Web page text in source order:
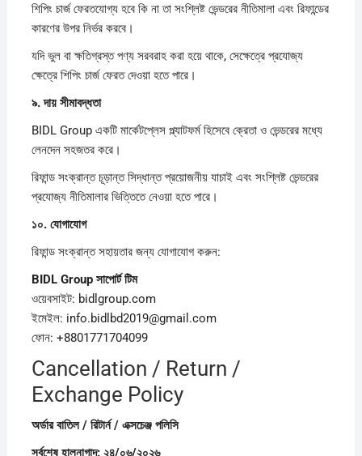
শিপিং চার্জ ফেরতযোগ্য হবে কি না তা সংশ্লিষ্ট ভেন্ডরের নীতিমালা এবং রিফান্ডের
কারণের উপর নির্ভর করবে।
যদি ভুল বা ক্ষতিগ্রস্ত পণ্য সরবরাহ করা হয়ে থাকে, সেক্ষেত্রে প্রযোজ্য
ক্ষেত্রে শিপিং চার্জ ফেরত দেওয়া হতে পারে।
৯.দায়সীমাবদ্ধতা
BIDL Group একটি মার্কেটপ্লেস প্ল্যাটফর্ম হিসেবে ক্রেতা ও ভেন্ডরের মধ্যে
লেনদেন সহজতর করে।
রিফান্ড সংক্রান্ত চূড়ান্ত সিদ্ধান্ত প্রয়োজনীয় যাচাই এবং সংশ্লিষ্ট ভেন্ডরের
প্রযোজ্য নীতিমালার ভিত্তিতে নেওয়া হতে পারে।
১০. যোগাযোগ
রিফান্ড সংক্রান্ত সহায়তার জন্য যোগাযোগ করুন:
BIDL Group সাপোর্টটিম
ওয়েবসাইট: bidlgroup.com
ইমেইল: info.bidlbd2019@gmail.com
ফোন: +8801771704099
Cancellation / Return /
Exchange Policy
অর্ডারবাতিল / রিটার্ন / এক্সচেঞ্জ পলিসি
সর্বশেষহালনাগাদ: ২৪/০৬/২০২৬